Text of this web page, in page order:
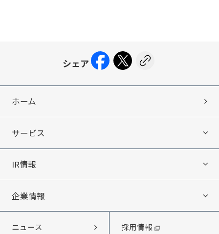
ホーム
サービス
サービス
エキテン byGMOについて
ITオフショア開発
IR情報
IR情報
IRニュース
企業情報
企業情報
ニュース 採用情報